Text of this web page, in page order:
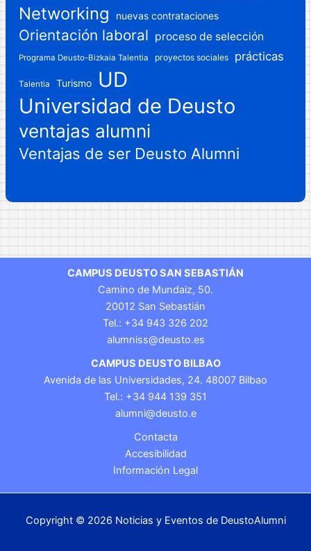
Networking nuevas contrataciones
Orientación laboral proceso de selección
Programa Deusto-Bizkaia Talentia proyectos sociales prácticas
Talentia Turismo
UD
Universidad de Deusto
ventajas alumni
Ventajas de ser Deusto Alumni
CAMPUS DEUSTO SAN SEBASTIÁN
Camino de Mundaiz, 50.
20012 San Sebastián
Tel.: +34 943 326 202
alumniss@deusto.es
CAMPUS DEUSTO BILBAO
Avenida de las Universidades, 24. 48007 Bilbao
Tel.: +34 944 139 351
alumni@deusto.e
Contacta
Accesibilidad
Información Legal
Copyright © 2026 Noticias y Eventos de DeustoAlumni